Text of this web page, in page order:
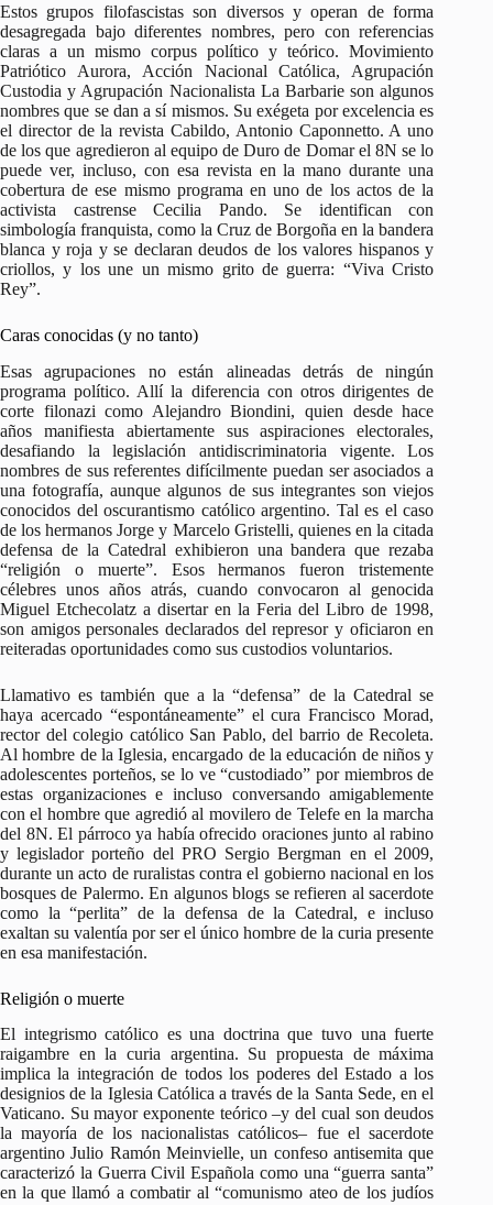
Estos grupos filofascistas son diversos y operan de forma
desagregada bajo diferentes nombres, pero con referencias
claras a un mismo corpus político y teórico. Movimiento
Patriótico Aurora, Acción Nacional Católica, Agrupación
Custodia y Agrupación Nacionalista La Barbarie son algunos
nombres que se dan a sí mismos. Su exégeta por excelencia es
el director de la revista Cabildo, Antonio Caponnetto. A uno
de los que agredieron al equipo de Duro de Domar el 8N se lo
puede ver, incluso, con esa revista en la mano durante una
cobertura de ese mismo programa en uno de los actos de la
activista castrense Cecilia Pando. Se identifican con
simbología franquista, como la Cruz de Borgoña en la bandera
blanca y roja y se declaran deudos de los valores hispanos y
criollos, y los une un mismo grito de guerra: “Viva Cristo
Rey”.
Caras conocidas (y no tanto)
Esas agrupaciones no están alineadas detrás de ningún
programa político. Allí la diferencia con otros dirigentes de
corte filonazi como Alejandro Biondini, quien desde hace
años manifiesta abiertamente sus aspiraciones electorales,
desafiando la legislación antidiscriminatoria vigente. Los
nombres de sus referentes difícilmente puedan ser asociados a
una fotografía, aunque algunos de sus integrantes son viejos
conocidos del oscurantismo católico argentino. Tal es el caso
de los hermanos Jorge y Marcelo Gristelli, quienes en la citada
defensa de la Catedral exhibieron una bandera que rezaba
“religión o muerte”. Esos hermanos fueron tristemente
célebres unos años atrás, cuando convocaron al genocida
Miguel Etchecolatz a disertar en la Feria del Libro de 1998,
son amigos personales declarados del represor y oficiaron en
reiteradas oportunidades como sus custodios voluntarios.
Llamativo es también que a la “defensa” de la Catedral se
haya acercado “espontáneamente” el cura Francisco Morad,
rector del colegio católico San Pablo, del barrio de Recoleta.
Al hombre de la Iglesia, encargado de la educación de niños y
adolescentes porteños, se lo ve “custodiado” por miembros de
estas organizaciones e incluso conversando amigablemente
con el hombre que agredió al movilero de Telefe en la marcha
del 8N. El párroco ya había ofrecido oraciones junto al rabino
y legislador porteño del PRO Sergio Bergman en el 2009,
durante un acto de ruralistas contra el gobierno nacional en los
bosques de Palermo. En algunos blogs se refieren al sacerdote
como la “perlita” de la defensa de la Catedral, e incluso
exaltan su valentía por ser el único hombre de la curia presente
en esa manifestación.
Religión o muerte
El integrismo católico es una doctrina que tuvo una fuerte
raigambre en la curia argentina. Su propuesta de máxima
implica la integración de todos los poderes del Estado a los
designios de la Iglesia Católica a través de la Santa Sede, en el
Vaticano. Su mayor exponente teórico –y del cual son deudos
la mayoría de los nacionalistas católicos– fue el sacerdote
argentino Julio Ramón Meinvielle, un confeso antisemita que
caracterizó la Guerra Civil Española como una “guerra santa”
en la que llamó a combatir al “comunismo ateo de los judíos